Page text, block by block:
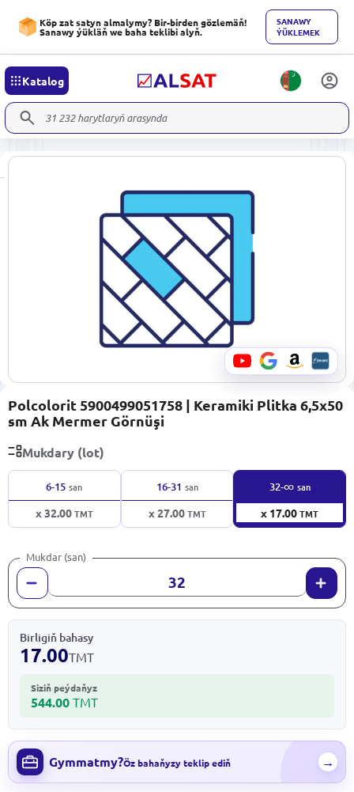
Köp zat satyn almalymy? Bir-birden gözlemäň!
Sanawy ýükläň we baha teklibi alyň.
SANAWY
ÝÜKLEMEK
Katalog
Polcolorit 5900499051758 | Keramiki Plitka 6,5x50
sm Ak Mermer Görnüşi
Mukdary (lot)
6-15 san
x 32.00TMT
16-31 san
x 27.00TMT
32-∞ san
x 17.00TMT
Mukdar (san)
Birligiň bahasy
17.00TMT
Siziň peýdaňyz
544.00 TMT
Gymmatmy?Öz bahaňyzy teklip ediň →